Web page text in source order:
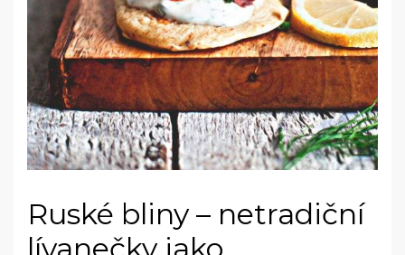
Ruské bliny – netradiční